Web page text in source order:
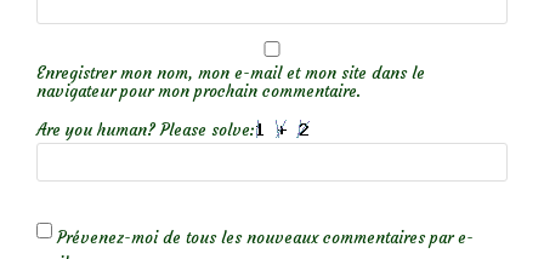
Enregistrer mon nom, mon e-mail et mon site dans le
navigateur pour mon prochain commentaire.
Are you human? Please solve:
Prévenez-moi de tous les nouveaux commentaires par e-